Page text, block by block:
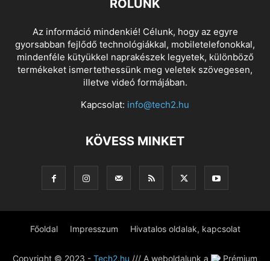
RÓLUNK
Az információ mindenkié! Célunk, hogy az egyre
gyorsabban fejlődő technológiákkal, mobiletelefonokkal,
mindenféle kütyükkel naprakészek legyetek, különböző
termékeket ismertethessünk meg veletek szövegesen,
illetve videó formájában.
Kapcsolat: info@tech2.hu
KÖVESS MINKET
Főoldal Impresszum Hivatalos oldalak, kapcsolat
Copyright © 2023 - Tech2.hu /// A weboldalunk a Prémium